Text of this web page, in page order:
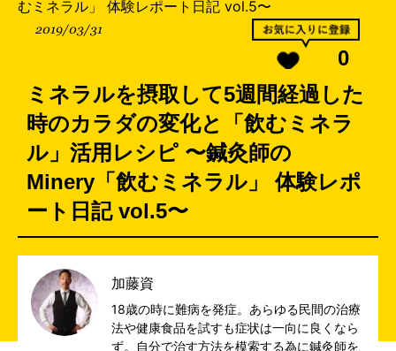
むミネラル」 体験レポート日記 vol.5〜
2019/03/31
0
ミネラルを摂取して5週間経過した
時のカラダの変化と「飲むミネラ
ル」活用レシピ 〜鍼灸師の
Minery「飲むミネラル」 体験レポ
ート日記 vol.5〜
加藤資
18歳の時に難病を発症。あらゆる民間の治療
法や健康食品を試すも症状は一向に良くなら
ず。自分で治す方法を模索する為に鍼灸師を